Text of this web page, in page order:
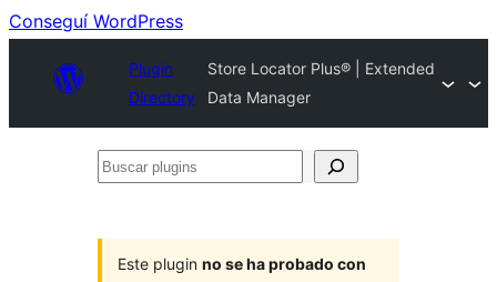
Conseguí WordPress
Plugin
Directory
Store Locator Plus® | Extended
Data Manager
Buscar
Este plugin no se ha probado con